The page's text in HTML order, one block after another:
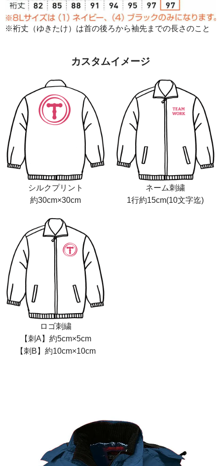
※裄丈（ゆきたけ）は首の後ろから袖先までの長さのこと
カスタムイメージ
シルクプリント
約30cm×30cm
ネーム刺繍
1行約15cm(10文字迄)
ロゴ刺繍
【刺A】約5cm×5cm
【刺B】約10cm×10cm